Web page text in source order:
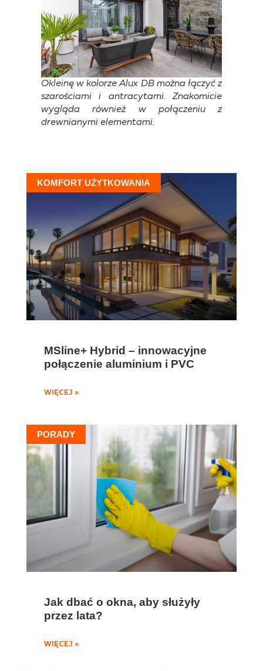
Okleinę w kolorze Alux DB można łączyć z
szarościami i antracytami. Znakomicie
wygląda również w połączeniu z
drewnianymi elementami.
KOMFORT UŻYTKOWANIA
MSline+ Hybrid – innowacyjne
połączenie aluminium i PVC
WIĘCEJ »
PORADY
Jak dbać o okna, aby służyły
przez lata?
WIĘCEJ »